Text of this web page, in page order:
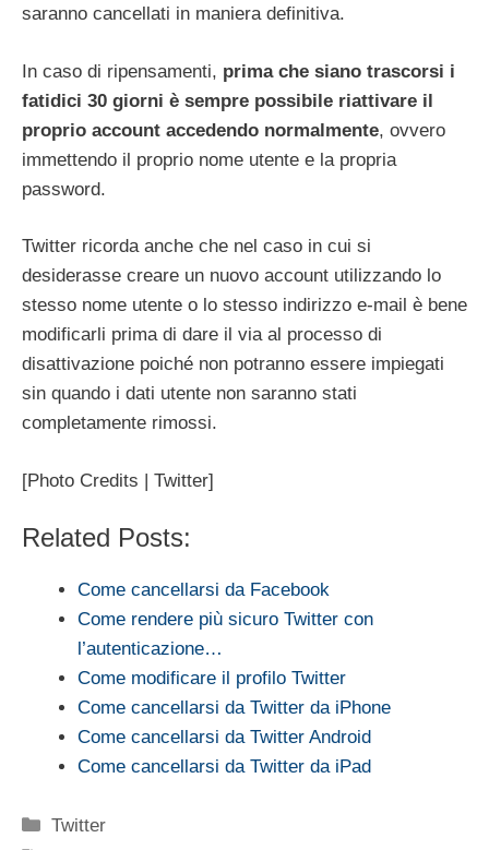
saranno cancellati in maniera definitiva.
In caso di ripensamenti, prima che siano trascorsi i
fatidici 30 giorni è sempre possibile riattivare il
proprio account accedendo normalmente, ovvero
immettendo il proprio nome utente e la propria
password.
Twitter ricorda anche che nel caso in cui si
desiderasse creare un nuovo account utilizzando lo
stesso nome utente o lo stesso indirizzo e-mail è bene
modificarli prima di dare il via al processo di
disattivazione poiché non potranno essere impiegati
sin quando i dati utente non saranno stati
completamente rimossi.
[Photo Credits | Twitter]
Related Posts:
Come cancellarsi da Facebook
Come rendere più sicuro Twitter con
l’autenticazione…
Come modificare il profilo Twitter
Come cancellarsi da Twitter da iPhone
Come cancellarsi da Twitter Android
Come cancellarsi da Twitter da iPad
Categorie
Twitter